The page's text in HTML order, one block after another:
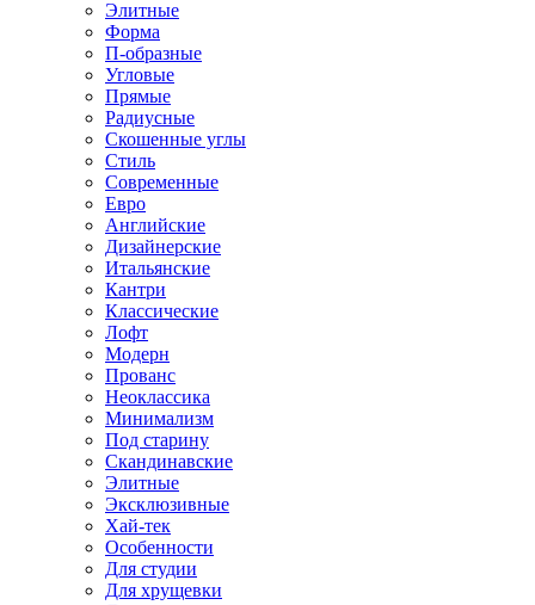
Элитные
Форма
П-образные
Угловые
Прямые
Радиусные
Скошенные углы
Стиль
Современные
Евро
Английские
Дизайнерские
Итальянские
Кантри
Классические
Лофт
Модерн
Прованс
Неоклассика
Минимализм
Под старину
Скандинавские
Элитные
Эксклюзивные
Хай-тек
Особенности
Для студии
Для хрущевки